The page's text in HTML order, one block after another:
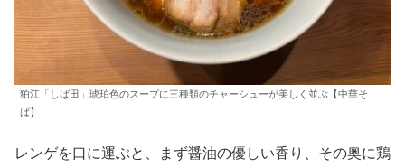
狛江「しば田」琥珀色のスープに三種類のチャーシューが美しく並ぶ【中華そ
ば】
レンゲを口に運ぶと、まず醤油の優しい香り、その奥に鶏